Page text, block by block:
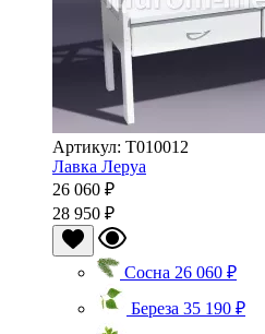
Артикул: Т010012
Лавка Леруа
26 060 ₽
28 950 ₽
Сосна 26 060 ₽
Береза 35 190 ₽